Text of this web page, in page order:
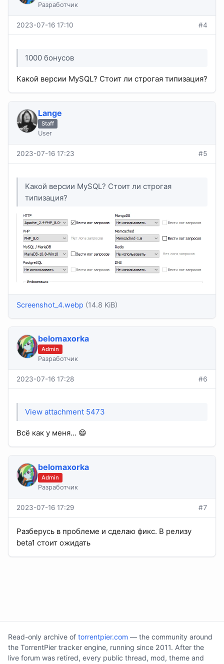
Разработчик
2023-07-16 17:10 #4
1000 бонусов
Какой версии MySQL? Стоит ли строгая типизация?
Lange
Staff
User
2023-07-16 17:23 #5
Какой версии MySQL? Стоит ли строгая
типизация?
Screenshot_4.webp (14.8 KiB)
belomaxorka
Admin
Разработчик
2023-07-16 17:28 #6
View attachment 5473
Всё как у меня... 😄
belomaxorka
Admin
Разработчик
2023-07-16 17:29 #7
Разберусь в проблеме и сделаю фикс. В релизу
beta1 стоит ожидать
Read-only archive of torrentpier.com — the community around
the TorrentPier tracker engine, running since 2011. After the
live forum was retired, every public thread, mod, theme and